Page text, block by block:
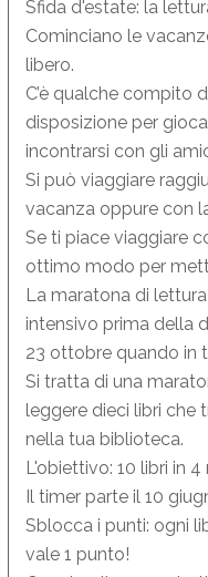
Sfida d'estate: la
Cominciano le
libero.
C’è qualche compito
disposizione per
incontrarsi con gli
Si può viaggiare
vacanza oppure con
Se ti piace viaggiare
ottimo modo per
La maratona di
intensivo prima della
23 ottobre quando in
Si tratta di una
leggere dieci libri che
nella tua biblioteca.
L'obiettivo: 10 libri in 4
Il timer parte il 10
Sblocca i punti: ogni
vale 1 punto!